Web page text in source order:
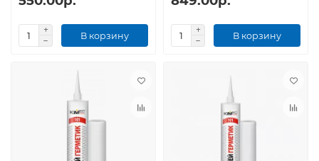
В корзину В корзину